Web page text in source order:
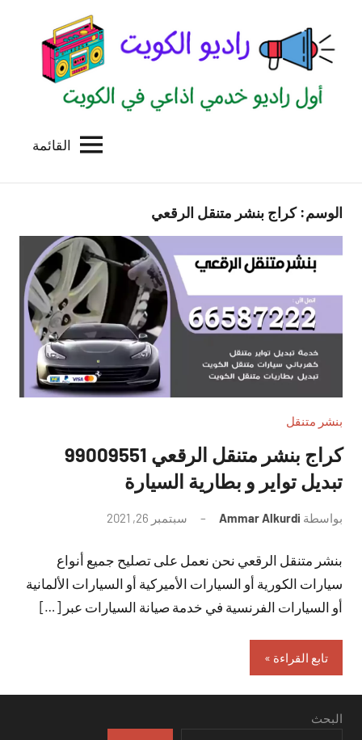
المحتوى
الكويت
للاعلانات
القائمة
الوسم:كراج بنشر متنقل الرقعي
بنشر متنقل
تبديل تواير و بطارية السيارة
بواسطة Ammar Alkurdi سبتمبر 26, 2021
تعليقات
بنشر متنقل الرقعي نحن نعمل على تصليح جميع أنواع
سيارات الكورية أو السيارات الأميركية أو السيارات الألمانية
أو السيارات الفرنسية في خدمة صيانة السيارات عبر […]
تابع القراءة
البحث